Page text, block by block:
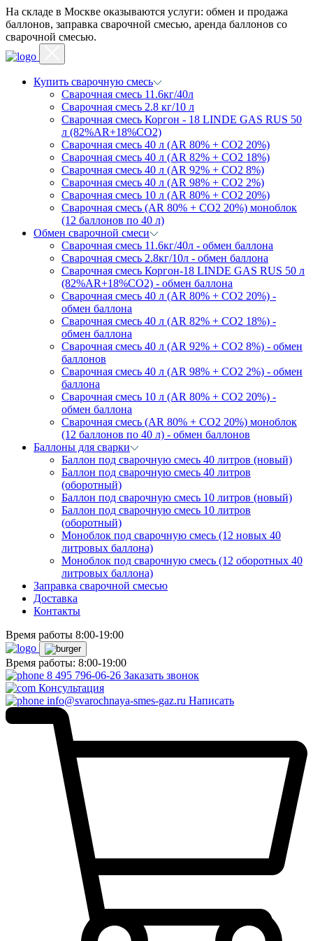
На складе в Москве оказываются услуги: обмен и продажа
баллонов, заправка сварочной смесью, аренда баллонов со
сварочной смесью.
Купить сварочную смесь
Сварочная смесь 11.6кг/40л
Сварочная смесь 2.8 кг/10 л
Сварочная смесь Коргон - 18 LINDE GAS RUS 50
л (82%AR+18%CO2)
Сварочная смесь 40 л (AR 80% + CO2 20%)
Сварочная смесь 40 л (AR 82% + CO2 18%)
Сварочная смесь 40 л (AR 92% + CO2 8%)
Сварочная смесь 40 л (AR 98% + CO2 2%)
Сварочная смесь 10 л (AR 80% + CO2 20%)
Сварочная смесь (AR 80% + CO2 20%) моноблок
(12 баллонов по 40 л)
Обмен сварочной смеси
Сварочная смесь 11.6кг/40л - обмен баллона
Сварочная смесь 2.8кг/10л - обмен баллона
Сварочная смесь Коргон-18 LINDE GAS RUS 50 л
(82%AR+18%CO2) - обмен баллона
Сварочная смесь 40 л (AR 80% + CO2 20%) -
обмен баллона
Сварочная смесь 40 л (AR 82% + CO2 18%) -
обмен баллона
Сварочная смесь 40 л (AR 92% + CO2 8%) - обмен
баллонов
Сварочная смесь 40 л (AR 98% + CO2 2%) - обмен
баллона
Сварочная смесь 10 л (AR 80% + CO2 20%) -
обмен баллона
Сварочная смесь (AR 80% + CO2 20%) моноблок
(12 баллонов по 40 л) - обмен баллонов
Баллоны для сварки
Баллон под сварочную смесь 40 литров (новый)
Баллон под сварочную смесь 40 литров
(оборотный)
Баллон под сварочную смесь 10 литров (новый)
Баллон под сварочную смесь 10 литров
(оборотный)
Моноблок под сварочную смесь (12 новых 40
литровых баллона)
Моноблок под сварочную смесь (12 оборотных 40
литровых баллона)
Заправка сварочной смесью
Доставка
Контакты
Время работы 8:00-19:00
Время работы: 8:00-19:00
8 495 796-06-26 Заказать звонок
Консультация
info@svarochnaya-smes-gaz.ru Написать